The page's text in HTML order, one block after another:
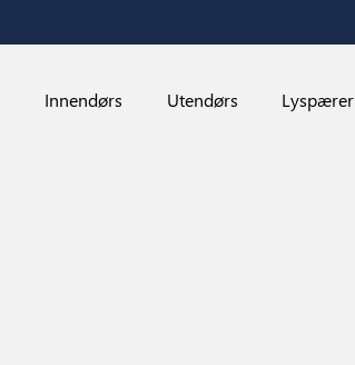
Innendørs Utendørs Lyspærer